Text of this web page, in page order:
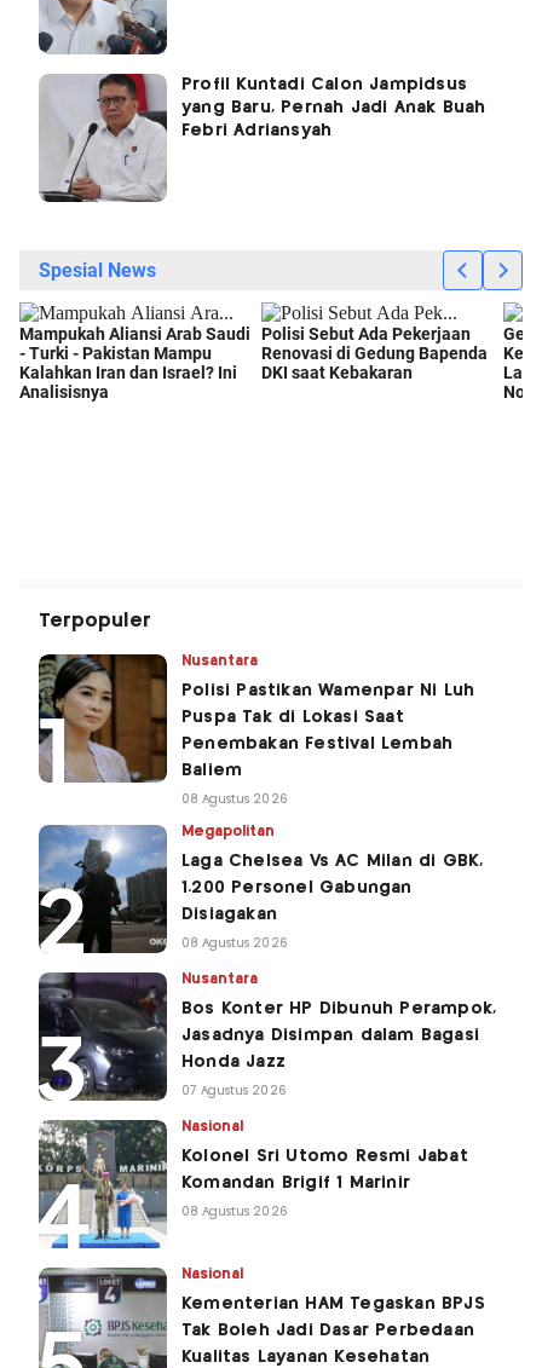
Profil Kuntadi Calon Jampidsus
yang Baru, Pernah Jadi Anak Buah
Febri Adriansyah
Terpopuler
Nusantara
Polisi Pastikan Wamenpar Ni Luh
Puspa Tak di Lokasi Saat
Penembakan Festival Lembah
Baliem
08 Agustus 2026
Megapolitan
Laga Chelsea Vs AC Milan di GBK,
1.200 Personel Gabungan
Disiagakan
08 Agustus 2026
Nusantara
Bos Konter HP Dibunuh Perampok,
Jasadnya Disimpan dalam Bagasi
Honda Jazz
07 Agustus 2026
Nasional
Kolonel Sri Utomo Resmi Jabat
Komandan Brigif 1 Marinir
08 Agustus 2026
Nasional
Kementerian HAM Tegaskan BPJS
Tak Boleh Jadi Dasar Perbedaan
Kualitas Layanan Kesehatan